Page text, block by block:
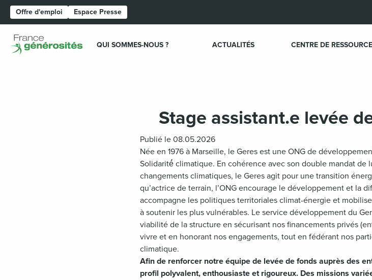
Offre d'emploi Espace Presse
QUI SOMMES-NOUS ? ACTUALITÉS CENTRE DE
Stage assistant.e levée
Publié le 08.05.2026
Née en 1976 à Marseille, le Geres est une ONG de
Solidarité́ climatique. En cohérence avec son double mandat
changements climatiques, le Geres agit pour une transition
qu’actrice de terrain, l’ONG encourage le développement et la
accompagne les politiques territoriales climat-énergie et
à soutenir les plus vulnérables. Le service développement du
viabilité de la structure en sécurisant nos financements privés
vivre et en honorant nos engagements, tout en fédérant nos
climatique.
Afin de renforcer notre équipe de levée de fonds auprès des
profil polyvalent, enthousiaste et rigoureux. Des missions